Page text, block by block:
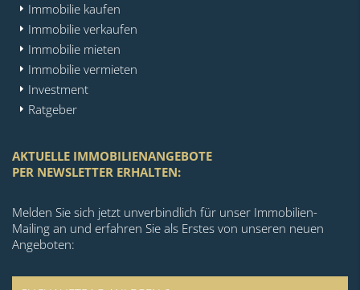
Immobilie kaufen
Immobilie verkaufen
Immobilie mieten
Immobilie vermieten
Investment
Ratgeber
AKTUELLE IMMOBILIENANGEBOTE
PER NEWSLETTER ERHALTEN:
Melden Sie sich jetzt unverbindlich für unser Immobilien-
Mailing an und erfahren Sie als Erstes von unseren neuen
Angeboten: